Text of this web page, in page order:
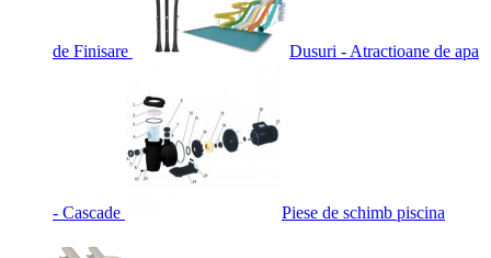
de Finisare Dusuri - Atractioane de apa
- Cascade Piese de schimb piscina